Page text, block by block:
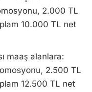
2.000 TL
10.000 TL net
maaş alanlara:
2.500 TL
12.500 TL net